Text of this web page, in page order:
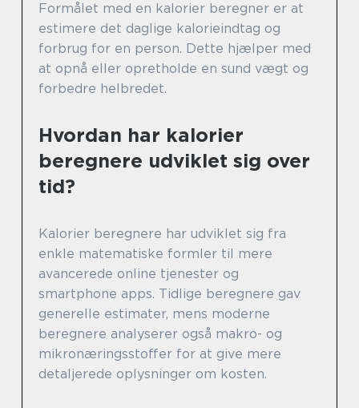
Formålet med en kalorier beregner er at
estimere det daglige kalorieindtag og
forbrug for en person. Dette hjælper med
at opnå eller opretholde en sund vægt og
forbedre helbredet.
Hvordan har kalorier
beregnere udviklet sig over
tid?
Kalorier beregnere har udviklet sig fra
enkle matematiske formler til mere
avancerede online tjenester og
smartphone apps. Tidlige beregnere gav
generelle estimater, mens moderne
beregnere analyserer også makro- og
mikronæringsstoffer for at give mere
detaljerede oplysninger om kosten.